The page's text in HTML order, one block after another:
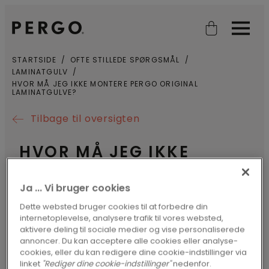
Open searchOpen
STARTSIDE
OFTE STILLEDE SPØRGSMÅL
LAMINATGULV
HVOR MÅ JEG IKKE MONTERE PERGO ORIGINAL
LAMINATGULVE?
Tilbage til oversigten
HVOR MÅ JEG IKKE
ORIGINAL
LAMINATGULVE?
Du må aldrig montere Pergo
Ja ... Vi bruger cookies
Dette websted bruger cookies til at forbedre din
internetoplevelse, analysere trafik til vores websted,
aktivere deling til sociale medier og vise personaliserede
annoncer. Du kan acceptere alle cookies eller analyse-
cookies, eller du kan redigere dine cookie-indstillinger via
linket "Rediger dine cookie-indstillinger"nedenfor.